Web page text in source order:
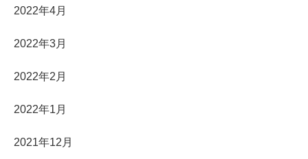
2022年4月
2022年3月
2022年2月
2022年1月
2021年12月